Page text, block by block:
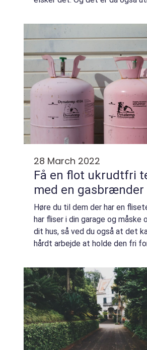
særligt når man er mindre og
28 March 2022
Få en flot ukrudtfri
med en gasbrænder
Høre du til dem der har en
har fliser i din garage og måske
dit hus, så ved du også at det
hårdt arbejde at holde den fri
knofedt, liggende på dine knæ,